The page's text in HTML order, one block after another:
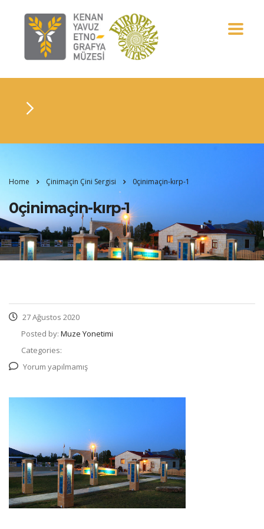
Home Çinimaçin Çini Sergisi 0çinimaçin-kırp-1
0çinimaçin-kırp-1
27 Ağustos 2020
Posted by: Muze Yonetimi
Categories:
Yorum yapılmamış